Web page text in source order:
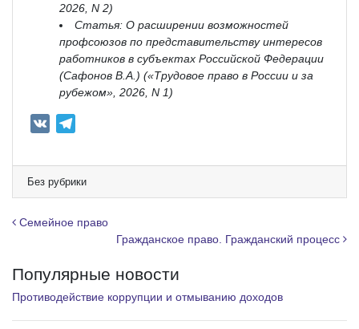
2026, N 2)
Статья: О расширении возможностей
профсоюзов по представительству интересов
работников в субъектах Российской Федерации
(Сафонов В.А.) («Трудовое право в России и за
рубежом», 2026, N 1)
e
g
r
Без рубрики
Навигация по записям
Семейное право
Гражданское право. Гражданский процесс
Популярные новости
Противодействие коррупции и отмыванию доходов